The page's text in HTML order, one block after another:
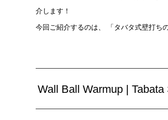
介します！
今回ご紹介するのは、 「タバタ式壁打ち
Wall Ball Warmup | Tabata